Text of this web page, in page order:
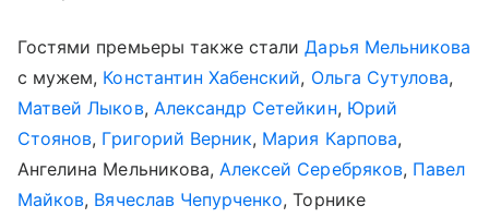
Гостями премьеры также сталиДарья Мельникова
с мужем, Константин Хабенский, Ольга Сутулова,
Матвей Лыков, Александр Сетейкин, Юрий
Стоянов, Григорий Верник, Мария Карпова,
Ангелина Мельникова,Алексей Серебряков, Павел
Майков, Вячеслав Чепурченко, Торнике